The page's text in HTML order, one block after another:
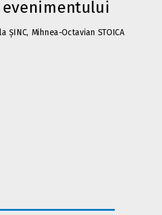
ȘINC, Mihnea-Octavian STOICA